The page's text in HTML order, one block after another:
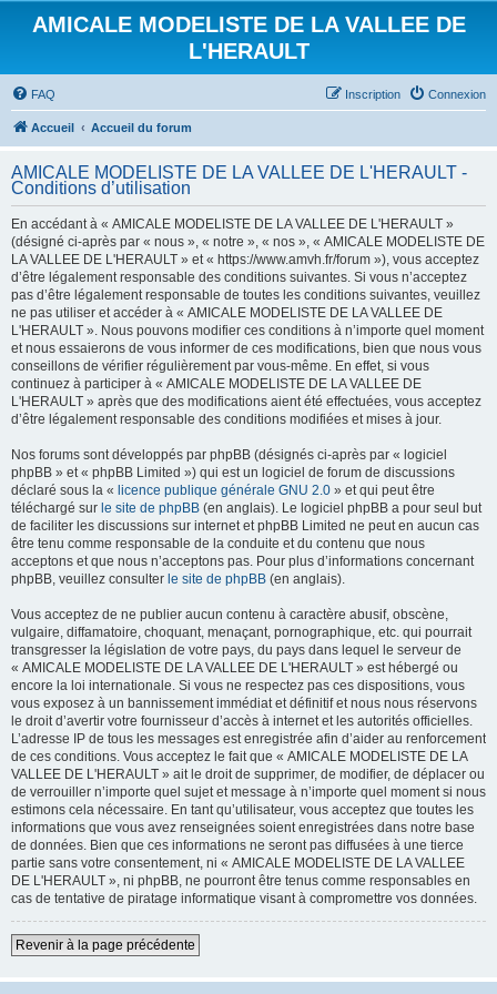
AMICALE MODELISTE DE LA VALLEE DE
L'HERAULT
FAQ Connexion
Inscription
Accueil Accueil du forum
AMICALE MODELISTE DE LA VALLEE DE L'HERAULT -
Conditions d’utilisation
En accédant à « AMICALE MODELISTE DE LA VALLEE DE L'HERAULT »
(désigné ci-après par « nous », « notre », « nos », « AMICALE MODELISTE DE
LA VALLEE DE L'HERAULT » et « https://www.amvh.fr/forum »), vous acceptez
d’être légalement responsable des conditions suivantes. Si vous n’acceptez
pas d’être légalement responsable de toutes les conditions suivantes, veuillez
ne pas utiliser et accéder à « AMICALE MODELISTE DE LA VALLEE DE
L'HERAULT ». Nous pouvons modifier ces conditions à n’importe quel moment
et nous essaierons de vous informer de ces modifications, bien que nous vous
conseillons de vérifier régulièrement par vous-même. En effet, si vous
continuez à participer à « AMICALE MODELISTE DE LA VALLEE DE
L'HERAULT » après que des modifications aient été effectuées, vous acceptez
d’être légalement responsable des conditions modifiées et mises à jour.
Nos forums sont développés par phpBB (désignés ci-après par « logiciel
phpBB » et « phpBB Limited ») qui est un logiciel de forum de discussions
déclaré sous la « licence publique générale GNU 2.0 » et qui peut être
téléchargé sur le site de phpBB (en anglais). Le logiciel phpBB a pour seul but
de faciliter les discussions sur internet et phpBB Limited ne peut en aucun cas
être tenu comme responsable de la conduite et du contenu que nous
acceptons et que nous n’acceptons pas. Pour plus d’informations concernant
phpBB, veuillez consulter le site de phpBB (en anglais).
Vous acceptez de ne publier aucun contenu à caractère abusif, obscène,
vulgaire, diffamatoire, choquant, menaçant, pornographique, etc. qui pourrait
transgresser la législation de votre pays, du pays dans lequel le serveur de
« AMICALE MODELISTE DE LA VALLEE DE L'HERAULT » est hébergé ou
encore la loi internationale. Si vous ne respectez pas ces dispositions, vous
vous exposez à un bannissement immédiat et définitif et nous nous réservons
le droit d’avertir votre fournisseur d’accès à internet et les autorités officielles.
L’adresse IP de tous les messages est enregistrée afin d’aider au renforcement
de ces conditions. Vous acceptez le fait que « AMICALE MODELISTE DE LA
VALLEE DE L'HERAULT » ait le droit de supprimer, de modifier, de déplacer ou
de verrouiller n’importe quel sujet et message à n’importe quel moment si nous
estimons cela nécessaire. En tant qu’utilisateur, vous acceptez que toutes les
informations que vous avez renseignées soient enregistrées dans notre base
de données. Bien que ces informations ne seront pas diffusées à une tierce
partie sans votre consentement, ni « AMICALE MODELISTE DE LA VALLEE
DE L'HERAULT », ni phpBB, ne pourront être tenus comme responsables en
cas de tentative de piratage informatique visant à compromettre vos données.
Revenir à la page précédente